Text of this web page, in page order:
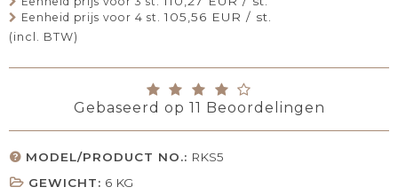
Eenheid prijs voor 4 st. 105,56 EUR / st.
(incl. BTW)
Gebaseerd op 11 Beoordelingen
MODEL/PRODUCT NO.: RKS5
GEWICHT: 6 KG